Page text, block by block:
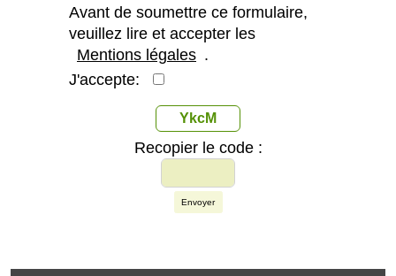
Avant de soumettre ce formulaire,
veuillez lire et accepter les
Mentions légales .
J'accepte:
YkcM
Recopier le code :
Envoyer